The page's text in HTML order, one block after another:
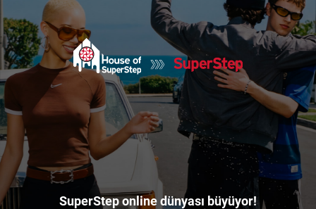
SuperStep online dünyası büyüyor!